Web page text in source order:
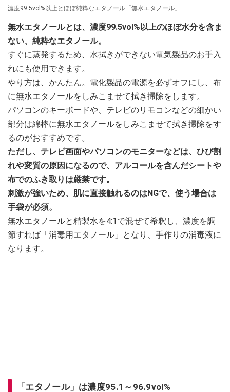
濃度99.5vol%以上とほぼ純粋なエタノール「無水エタノール」
無水エタノールとは、濃度99.5vol%以上のほぼ水分を含ま
ない、純粋なエタノール。
すぐに蒸発するため、水拭きができない電気製品のお手入
れにも使用できます。
やり方は、かんたん。電化製品の電源を必ずオフにし、布
に無水エタノールをしみこませて拭き掃除をします。
パソコンのキーボードや、テレビのリモコンなどの細かい
部分は綿棒に無水エタノールをしみこませて拭き掃除をす
るのがおすすめです。
ただし、テレビ画面やパソコンのモニターなどは、ひび割
れや変質の原因になるので、アルコールを含んだシートや
布でのふき取りは厳禁です。
刺激が強いため、肌に直接触れるのはNGで、使う場合は
手袋が必須。
無水エタノールと精製水を4:1で混ぜて希釈し、濃度を調
節すれば「消毒用エタノール」となり、手作りの消毒液に
なります。
「エタノール」は濃度95.1～96.9vol%